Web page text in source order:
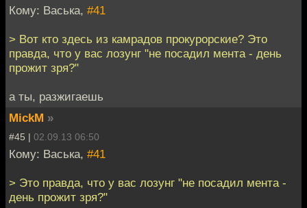
Кому: Васька, #41
> Вот кто здесь из камрадов прокурорские? Это
правда, что у вас лозунг "не посадил мента - день
прожит зря?"
а ты, разжигаешь
MickM »
#45 | 02.09.13 06:50
Кому: Васька, #41
> Это правда, что у вас лозунг "не посадил мента -
день прожит зря?"